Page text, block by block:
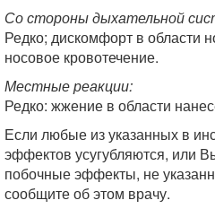
Со стороны дыхательной
Редко; дискомфорт в области
носовое кровотечение.
Местные реакции:
Редко: жжение в области
Если любые из указанных в
эффектов усугубляются, или
побочные эффекты, не
сообщите об этом врачу.